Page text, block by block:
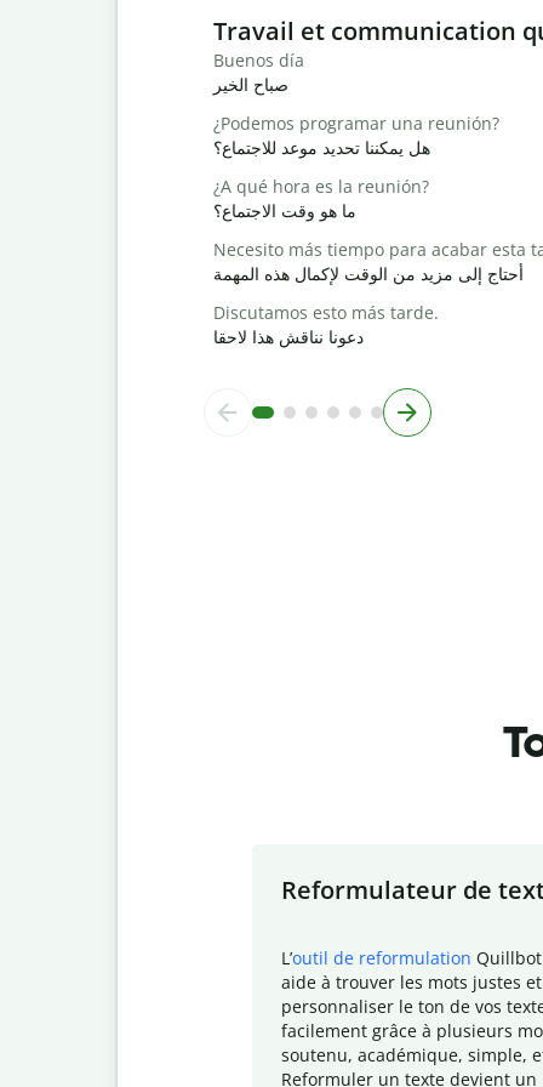
Slide 1 of 6
Travail et communication
Buenos día
صباح الخير
¿Podemos programar una reunión?
هل يمكننا تحديد موعد للاجتماع؟
¿A qué hora es la reunión?
ما هو وقت الاجتماع؟
Necesito más tiempo para acabar esta
أحتاج إلى مزيد من الوقت لإكمال هذه المهمة
Discutamos esto más tarde.
دعونا نناقش هذا لاحقا
Reformulateur de
L ’outil de reformulation
aide à trouver les mots justes
personnaliser le ton de vos
facilement grâce à plusieurs
soutenu, académique, simple,
Reformuler un texte devient un